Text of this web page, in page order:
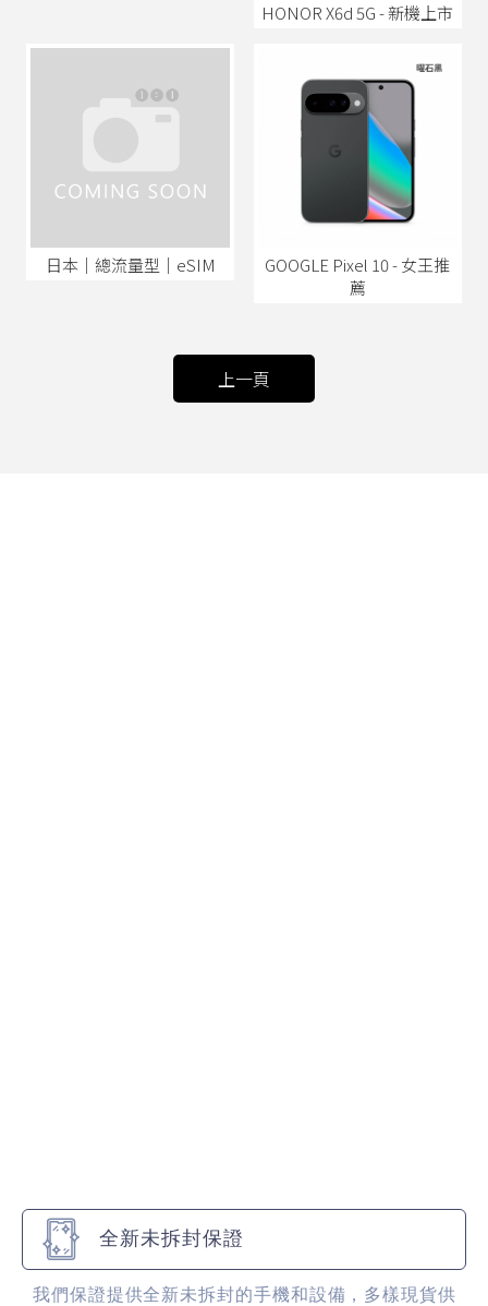
HONOR X6d 5G - 新機上市
日本│總流量型│eSIM
GOOGLE Pixel 10 - 女王推
薦
上一頁
全新未拆封保證
我們保證提供全新未拆封的手機和設備，多樣現貨供